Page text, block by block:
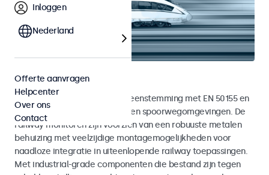
Railway monitoren
Monitoren ontwikkeld in overeenstemming met EN 50155 en
EN 45545-2 voor rolling stock en spoorwegomgevingen. De
railway monitoren zijn voorzien van een robuuste metalen
behuizing met veelzijdige montagemogelijkheden voor
naadloze integratie in uiteenlopende railway toepassingen.
Met industrial-grade componenten die bestand zijn tegen
Inloggen
Nederland
Offerte aanvragen
Helpcenter
Over ons
Contact